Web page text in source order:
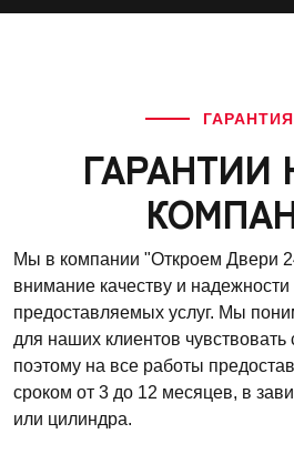
ГАРАНТИЯ
ГАРАНТИИ
Мы в компании "Откроем Двери
внимание качеству и надежности
предоставляемых услуг. Мы
для наших клиентов чувствовать
поэтому на все работы
сроком от 3 до 12 месяцев, в
или цилиндра.